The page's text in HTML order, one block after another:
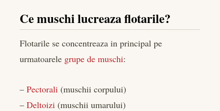
Ce muschi lucreaza flotarile?
Flotarile se concentreaza in principal pe
urmatoarele grupe de muschi:
– Pectorali (muschii corpului)
– Deltoizi (muschii umarului)